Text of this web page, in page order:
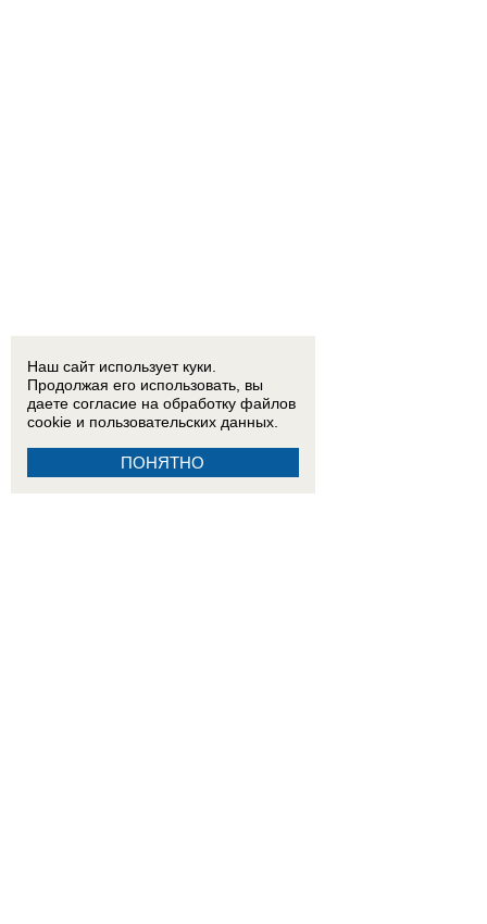
Наш сайт использует куки.
Продолжая его использовать, вы
даете согласие на обработку файлов
cookie и пользовательских данных.
ПОНЯТНО